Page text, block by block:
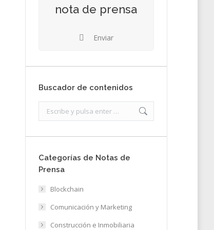
nota de prensa
Enviar
Buscador de contenidos
Categorías de Notas de
Prensa
Blockchain
Comunicación y Marketing
Construcción e Inmobiliaria